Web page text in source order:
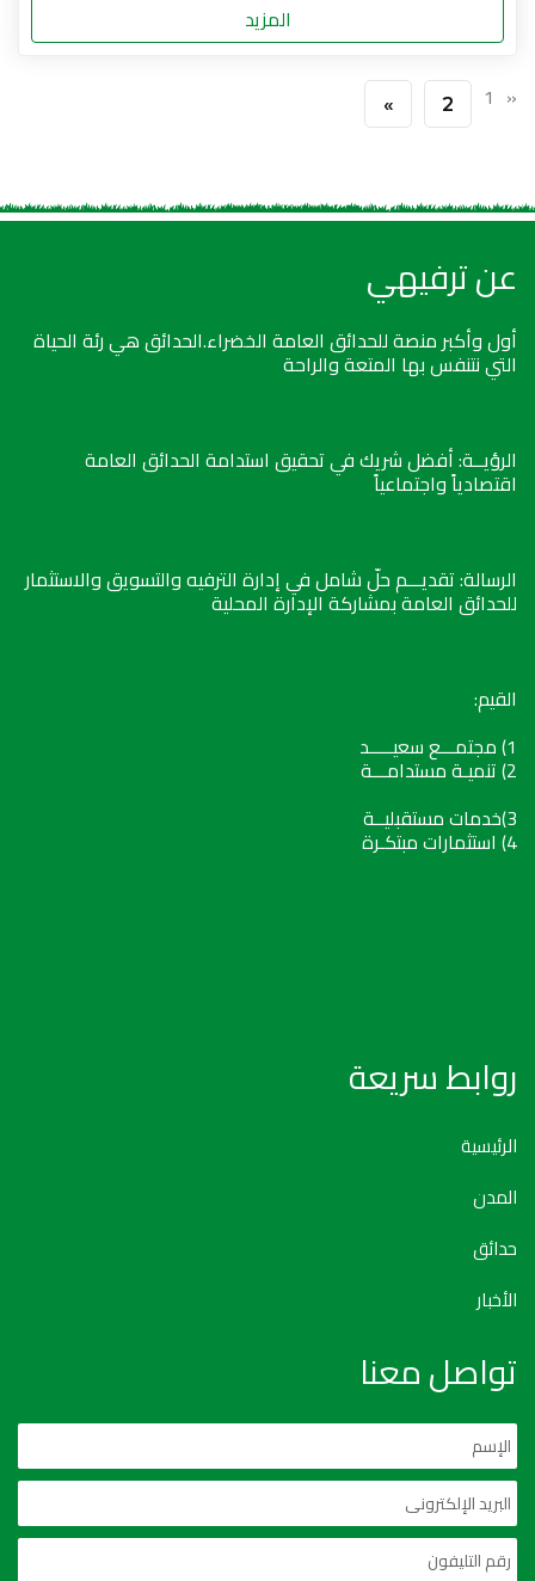
المزيد
«
1
2
»
عن ترفيهي
أول وأكبر منصة للحدائق العامة الخضراء.الحدائق هي رئة الحياة
التي نتنفس بها المتعة والراحة
الرؤيــة: أفضل شريك في تحقيق استدامة الحدائق العامة
اقتصادياً واجتماعياً
الرسالة: تقديـــم حلّ شامل في إدارة الترفيه والتسويق والاستثمار
للحدائق العامة بمشاركة الإدارة المحلية
القيم:
1) مجتمـــع سعيـــــد
2) تنميـة مستدامـــة
3)خدمات مستقبليــة
4) استثمارات مبتكـرة
روابط سريعة
الرئيسية
المدن
حدائق
الأخبار
تواصل معنا